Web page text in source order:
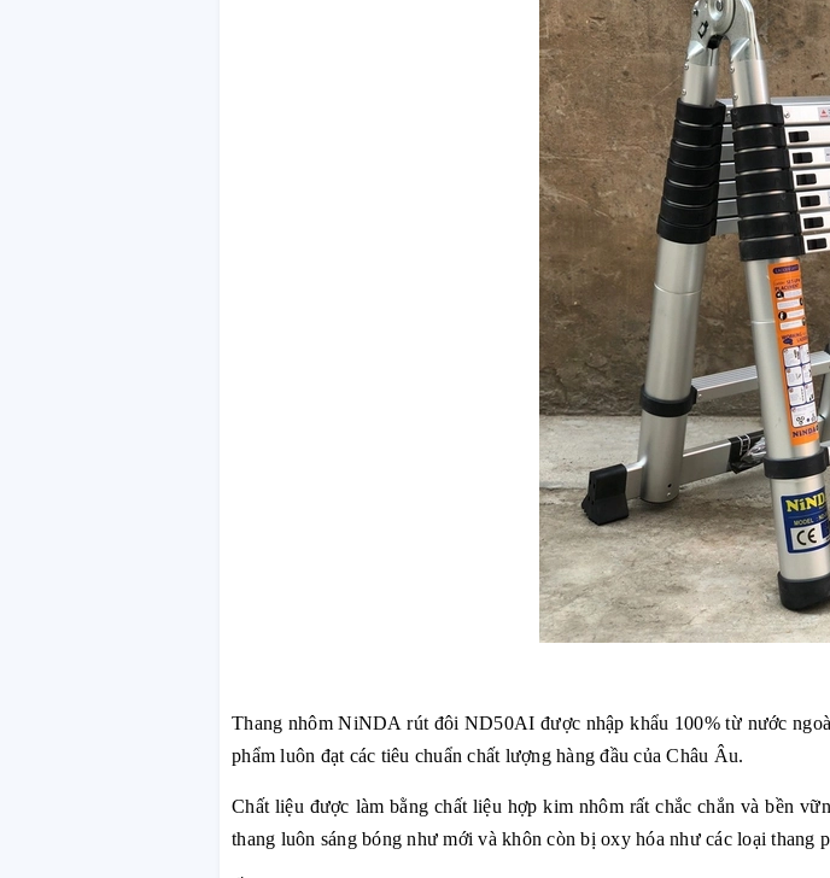
Thang nhôm NiNDA rút đôi ND50AI được nhập khẩu 100% từ nước
phẩm luôn đạt các tiêu chuẩn chất lượng hàng đầu của Châu Âu.
Chất liệu được làm bằng chất liệu hợp kim nhôm rất chắc chắn và bền
thang luôn sáng bóng như mới và khôn còn bị oxy hóa như các loại thang